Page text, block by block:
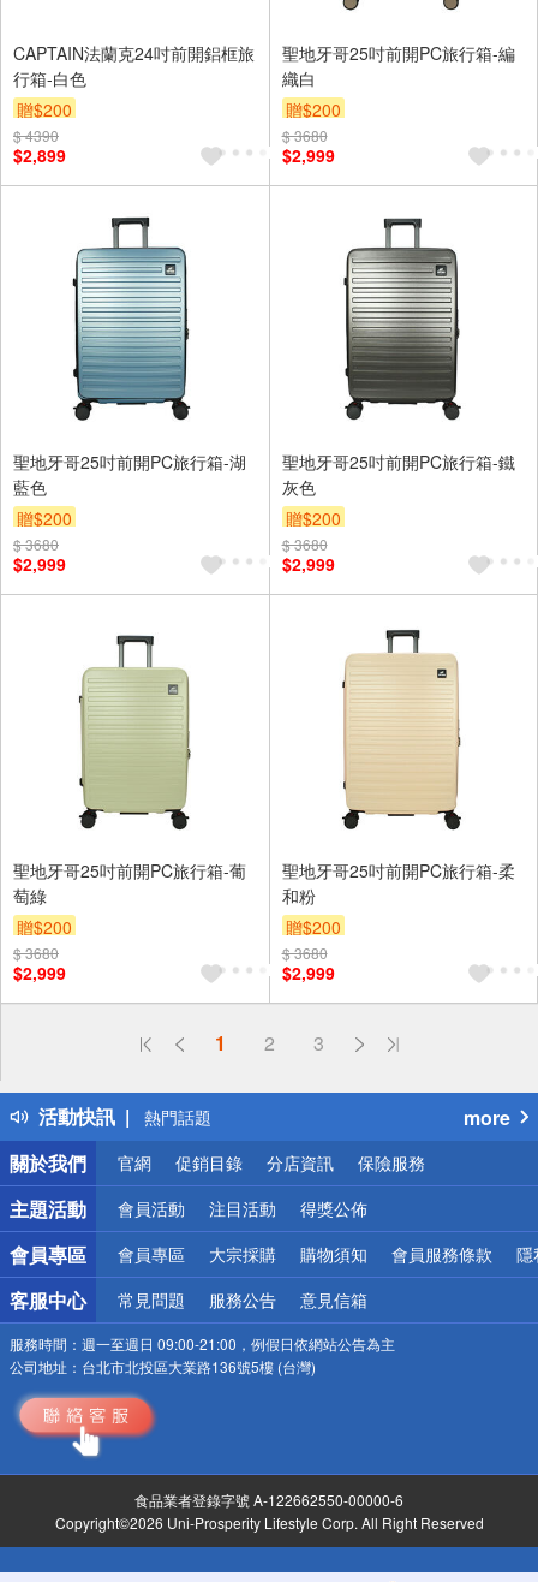
CAPTAIN法蘭克24吋前開鋁框旅
行箱-白色
贈$200
$ 4390
$2,899
聖地牙哥25吋前開PC旅行箱-編
織白
贈$200
$ 3680
$2,999
聖地牙哥25吋前開PC旅行箱-湖
藍色
贈$200
$ 3680
$2,999
聖地牙哥25吋前開PC旅行箱-鐵
灰色
贈$200
$ 3680
$2,999
聖地牙哥25吋前開PC旅行箱-葡
萄綠
贈$200
$ 3680
$2,999
聖地牙哥25吋前開PC旅行箱-柔
和粉
贈$200
$ 3680
$2,999
1 2 3
活動快訊
偏遠地區配送
得獎公告
熱門話題
銀行優惠
偏遠地區配送
詐騙網頁！請小心！
more
關於我們
官網 促銷目錄 分店資訊 保險服務
主題活動 會員活動 注目活動 得獎公佈
會員專區 會員專區 大宗採購 購物須知 會員服務條款 隱
客服中心 常見問題 服務公告 意見信箱
服務時間： 週一至週日 09:00-21:00，例假日依網站公告為主
公司地址： 台北市北投區大業路136號5樓 (台灣)
食品業者登錄字號 A-122662550-00000-6
Copyright©2026 Uni-Prosperity Lifestyle Corp. All Right Reserved